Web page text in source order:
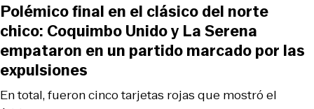
En total, fueron cinco tarjetas rojas que mostró el
Polémico final en el clásico del norte
chico: Coquimbo Unido y La Serena
empataron en un partido marcado por las
expulsiones